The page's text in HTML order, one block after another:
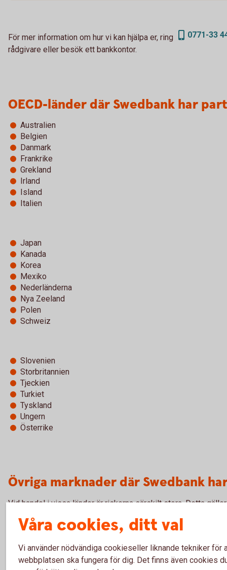
För mer information om hur vi kan hjälpa er, ring
0771-33
rådgivare eller besök ett bankkontor.
OECD-länder där Swedbank har
Australien
Belgien
Danmark
Frankrike
Grekland
Irland
Island
Italien
Japan
Kanada
Korea
Mexiko
Nederländerna
Nya Zeeland
Polen
Schweiz
Slovenien
Storbritannien
Tjeckien
Turkiet
Tyskland
Ungern
Österrike
Övriga marknader där Swedbank
Vid handel i vissa länder är riskerna särskilt stora. Detta
Emerging Markets eller utvecklingsländer. För att skydda dig
risker erbjuder vi fördjupad kompetens inom området och
Våra cookies, ditt val
Vi använder nödvändiga cookieseller liknande tekniker för
webbplatsen ska fungera för dig. Det finns även cookies